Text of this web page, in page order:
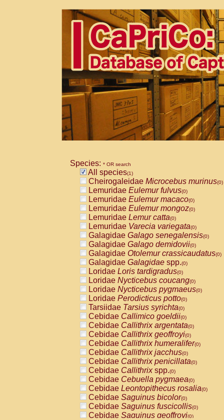
Species: * OR search
All species(1)
Cheirogaleidae Microcebus murinus(0)
Lemuridae Eulemur fulvus(0)
Lemuridae Eulemur macaco(0)
Lemuridae Eulemur mongoz(0)
Lemuridae Lemur catta(0)
Lemuridae Varecia variegata(0)
Galagidae Galago senegalensis(0)
Galagidae Galago demidovii(0)
Galagidae Otolemur crassicaudatus(0)
Galagidae Galagidae spp.(0)
Loridae Loris tardigradus(0)
Loridae Nycticebus coucang(0)
Loridae Nycticebus pygmaeus(0)
Loridae Perodicticus potto(0)
Tarsiidae Tarsius syrichta(0)
Cebidae Callimico goeldii(0)
Cebidae Callithrix argentata(0)
Cebidae Callithrix geoffroyi(0)
Cebidae Callithrix humeralifer(0)
Cebidae Callithrix jacchus(0)
Cebidae Callithrix penicillata(0)
Cebidae Callithrixspp.(0)
Cebidae Cebuella pygmaea(0)
Cebidae Leontopithecus rosalia(0)
Cebidae Saguinus bicolor(0)
Cebidae Saguinus fuscicollis(0)
Cebidae Saguinus geoffroyi(0)